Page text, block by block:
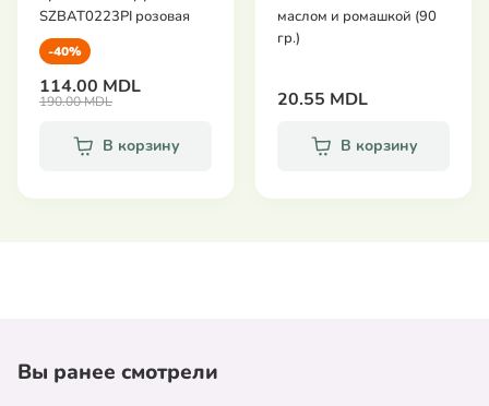
SZBAT0223PI розовая
-40%
114.00 MDL
190.00 MDL
В корзину
маслом и ромашкой (90
гр.)
20.55 MDL
В корзину
Вы ранее смотрели